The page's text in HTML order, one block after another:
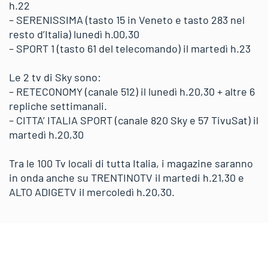
h.22
– SERENISSIMA (tasto 15 in Veneto e tasto 283 nel
resto d’Italia) lunedì h.00,30
– SPORT 1 (tasto 61 del telecomando) il martedì h.23
Le 2 tv di Sky sono:
– RETECONOMY (canale 512) il lunedì h.20,30 + altre 6
repliche settimanali.
– CITTA’ ITALIA SPORT (canale 820 Sky e 57 TivuSat) il
martedì h.20,30
Tra le 100 Tv locali di tutta Italia, i magazine saranno
in onda anche su TRENTINOTV il martedi h.21,30 e
ALTO ADIGETV il mercoledì h.20,30.